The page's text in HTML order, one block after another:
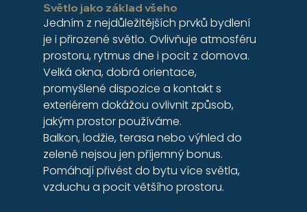
Světlo jako základ všeho
Jedním z nejdůležitějších prvků bydlení
je i přirozené světlo. Ovlivňuje atmosféru
prostoru, rytmus dne i pocit z domova.
Velká okna, dobrá orientace,
promyšlené dispozice a kontakt s
exteriérem dokážou ovlivnit způsob,
jakým prostor používáme.
Balkon, lodžie, terasa nebo výhled do
zeleně nejsou jen příjemný bonus.
Pomáhají přivést do bytu více světla,
vzduchu a pocit většího prostoru.